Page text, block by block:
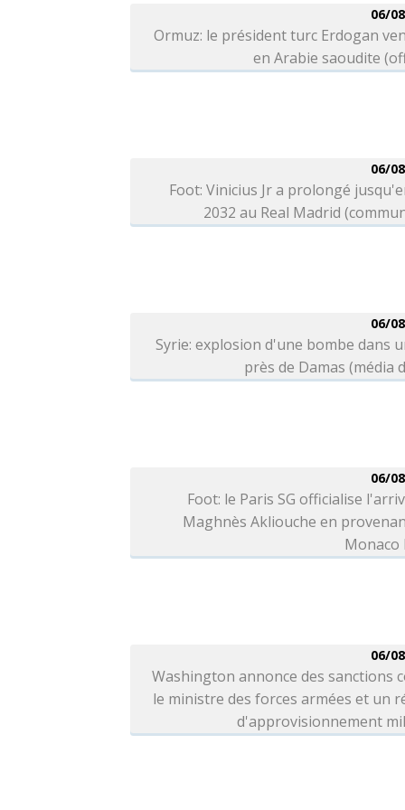
06/
Ormuz: le président turc Erdogan
en Arabie saoudite
06/
Foot: Vinicius Jr a prolongé
2032 au Real Madrid
06/
Syrie: explosion d'une bombe dans
près de Damas (média
06/
Foot: le Paris SG officialise
Maghnès Akliouche en
Monaco
06/
Washington annonce des sanctions
le ministre des forces armées et un
d'approvisionnement